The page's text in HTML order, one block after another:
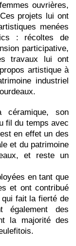
ouvrières,
projets lui ont
menées
: récoltes de
participative,
travaux lui ont
artistique à
industriel
son
fil du temps avec
en effet un des
et du patrimoine
et reste un
en tant que
et ont contribué
fait la fierté de
également des
la majorité des